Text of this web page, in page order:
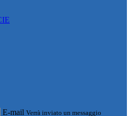
E-mail Verrà inviato un messaggio